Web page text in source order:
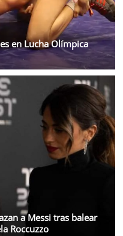
en Lucha Olímpica
a Messi tras balear
Roccuzzo